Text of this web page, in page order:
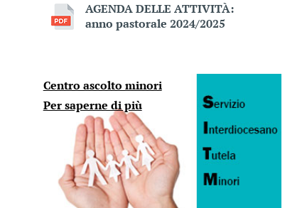
AGENDA DELLE ATTIVITÀ:
anno pastorale 2024/2025
Centro ascolto minori
Per saperne di più